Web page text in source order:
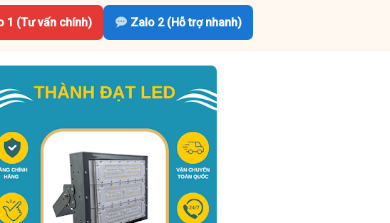
1 (Tư vấn chính) Zalo 2 (Hỗ trợ nhanh)